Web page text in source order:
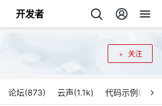
开发者
关注
论坛(873) 云声(1.1k) 代码示例(